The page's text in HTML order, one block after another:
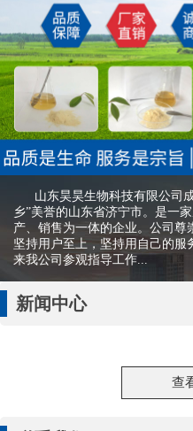
山东昊昊生物科技有限公司成
乡”美誉的山东省济宁市。是一
产、销售为一体的企业。公司尊
坚持用户至上，坚持用自己的服
来我公司参观指导工作...
新闻中心
查